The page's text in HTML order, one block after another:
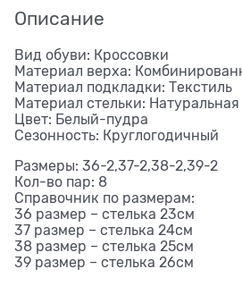
Описание
Вид обуви: Кроссовки
Материал верха:
Материал подкладки: Текстиль
Материал стельки:
Цвет: Белый-пудра
Сезонность: Круглогодичный
Размеры: 36-2,37-2,38-2,39-2
Кол-во пар: 8
Справочник по размерам:
36 размер – стелька 23см
37 размер – стелька 24см
38 размер – стелька 25см
39 размер – стелька 26см